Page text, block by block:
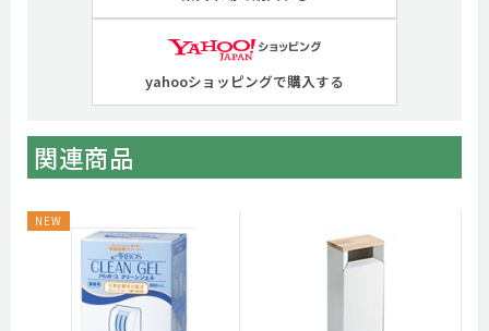
yahooショッピングで購入する
関連商品